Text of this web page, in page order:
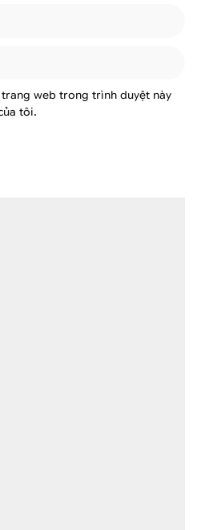
web trong trình duyệt này
tôi.